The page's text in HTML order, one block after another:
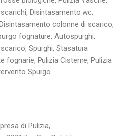
Disintasamento wc,
colonne di scarico,
fognature, Autospurghi,
Spurghi, Stasatura
fognarie, Pulizia Cisterne, Pulizia
Spurgo.
di Pulizia,